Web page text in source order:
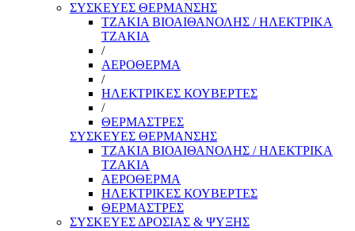
ΣΥΣΚΕΥΕΣ ΘΕΡΜΑΝΣΗΣ
ΤΖΑΚΙΑ ΒΙΟΑΙΘΑΝΟΛΗΣ / ΗΛΕΚΤΡΙΚΑ
ΤΖΑΚΙΑ
/
ΑΕΡΟΘΕΡΜΑ
/
ΗΛΕΚΤΡΙΚΕΣ ΚΟΥΒΕΡΤΕΣ
/
ΘΕΡΜΑΣΤΡΕΣ
ΣΥΣΚΕΥΕΣ ΘΕΡΜΑΝΣΗΣ
ΤΖΑΚΙΑ ΒΙΟΑΙΘΑΝΟΛΗΣ / ΗΛΕΚΤΡΙΚΑ
ΤΖΑΚΙΑ
ΑΕΡΟΘΕΡΜΑ
ΗΛΕΚΤΡΙΚΕΣ ΚΟΥΒΕΡΤΕΣ
ΘΕΡΜΑΣΤΡΕΣ
ΣΥΣΚΕΥΕΣ ΔΡΟΣΙΑΣ & ΨΥΞΗΣ